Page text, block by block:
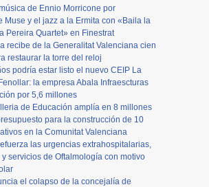
de Ennio Morricone por
Muse y el jazz a la Ermita con «Baila la
Pereira Quartet» en Finestrat
recibe de la Generalitat Valenciana cien
restaurar la torre del reloj
podría estar listo el nuevo CEIP La
la empresa Abala Infraescturas
por 5,6 millones
de Educación amplía en 8 millones
para la construcción de 10
en la Comunitat Valenciana
las urgencias extrahospitalarias,
servicios de Oftalmología con motivo
el colapso de la concejalía de